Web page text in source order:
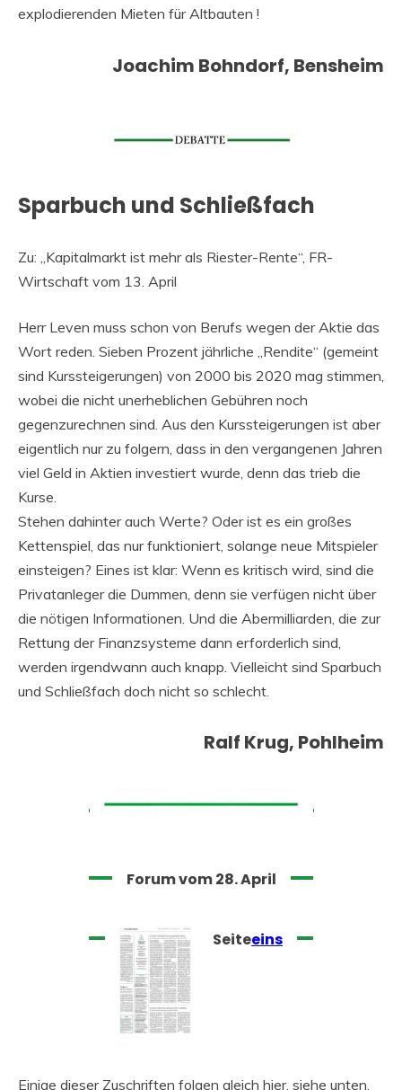
explodierenden Mieten für Altbauten !
Joachim Bohndorf, Bensheim
Sparbuch und Schließfach
Zu: „Kapitalmarkt ist mehr als Riester-Rente“, FR-
Wirtschaft vom 13. April
Herr Leven muss schon von Berufs wegen der Aktie das
Wort reden. Sieben Prozent jährliche „Rendite“ (gemeint
sind Kurssteigerungen) von 2000 bis 2020 mag stimmen,
wobei die nicht unerheblichen Gebühren noch
gegenzurechnen sind. Aus den Kurssteigerungen ist aber
eigentlich nur zu folgern, dass in den vergangenen Jahren
viel Geld in Aktien investiert wurde, denn das trieb die
Kurse.
Stehen dahinter auch Werte? Oder ist es ein großes
Kettenspiel, das nur funktioniert, solange neue Mitspieler
einsteigen? Eines ist klar: Wenn es kritisch wird, sind die
Privatanleger die Dummen, denn sie verfügen nicht über
die nötigen Informationen. Und die Abermilliarden, die zur
Rettung der Finanzsysteme dann erforderlich sind,
werden irgendwann auch knapp. Vielleicht sind Sparbuch
und Schließfach doch nicht so schlecht.
Ralf Krug, Pohlheim
Forum vom 28. April
Seiteeins
Einige dieser Zuschriften folgen gleich hier, siehe unten.